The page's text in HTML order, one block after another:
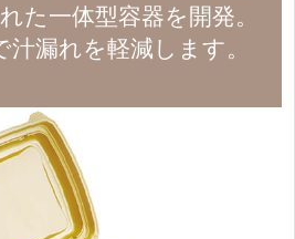
た一体型容器を開発。
漏れを軽減します。